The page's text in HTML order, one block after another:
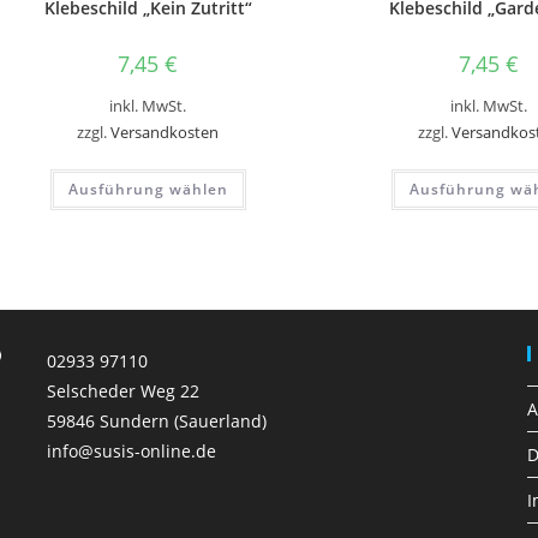
Klebeschild „Kein Zutritt“
7,45€
inkl. MwSt.
zzgl.Versandkosten
Ausführung wählen
Dieses
weist
können
Klebeschild
7,45€
inkl. MwSt.
zzgl.
Ausführung
02933 97110
Selscheder Weg 22
59846 Sundern (Sauerland)
info@susis-online.de